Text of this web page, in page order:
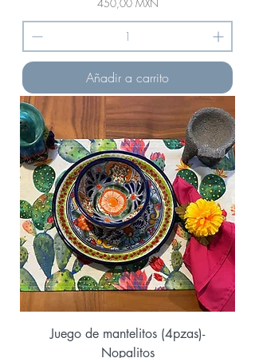
450,00 MXN
Añadir a carrito
Juego de mantelitos (4pzas)-
Nopalitos